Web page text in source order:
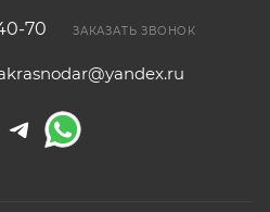
70 ЗАКАЗАТЬ ЗВОНОК